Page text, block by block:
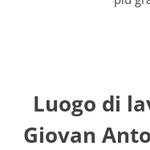
Luogo di
Giovan